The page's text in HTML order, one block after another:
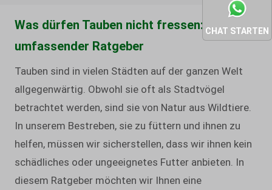
CHAT STARTEN
Was dürfen Tauben nicht fressen: Ein
umfassender Ratgeber
Tauben sind in vielen Städten auf der ganzen Welt
allgegenwärtig. Obwohl sie oft als Stadtvögel
betrachtet werden, sind sie von Natur aus Wildtiere.
In unserem Bestreben, sie zu füttern und ihnen zu
helfen, müssen wir sicherstellen, dass wir ihnen kein
schädliches oder ungeeignetes Futter anbieten. In
diesem Ratgeber möchten wir Ihnen eine